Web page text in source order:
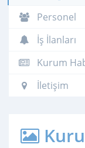
Personel
İş İlanları
Kurum
İletişim